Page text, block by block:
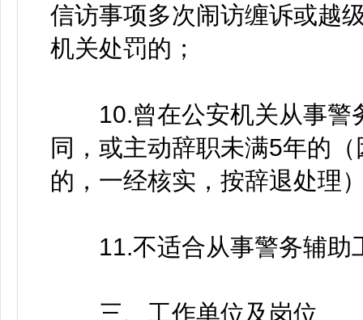
信访事项多次闹访缠诉或越
机关处罚的；
10.曾在公安机关从事警
同，或主动辞职未满5年的
的，一经核实，按辞退处理
11.不适合从事警务辅助
三、工作单位及岗位